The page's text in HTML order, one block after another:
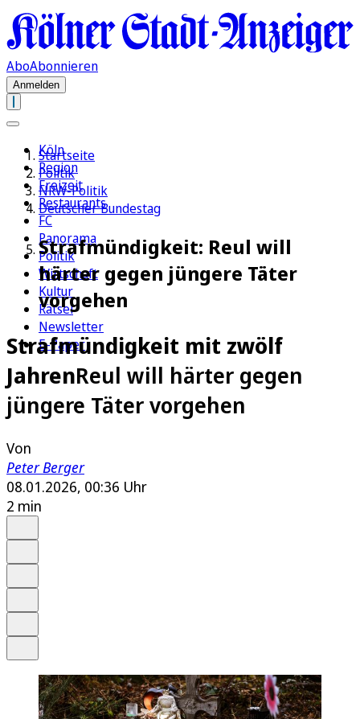
AboAbonnieren
Anmelden
Köln
Region
Freizeit
Restaurants
FC
Panorama
Politik
Wirtschaft
Kultur
Rätsel
Newsletter
E-Paper
Startseite
Politik
NRW-Politik
Deutscher Bundestag
Strafmündigkeit: Reul will
härter gegen jüngere Täter
vorgehen
Strafmündigkeit mit zwölf
JahrenReul will härter gegen
jüngere Täter vorgehen
Von
Peter Berger
08.01.2026, 00:36 Uhr
2 min